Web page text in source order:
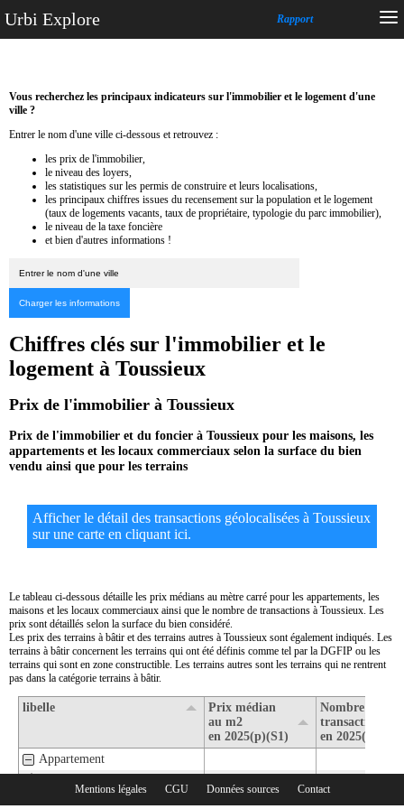
Urbi Explore Rapport
Mentions légales CGU Données sources Contact
Rubriques :
Vous recherchez les principaux indicateurs sur l'immobilier et le logement d'une
ville ?
Entrer le nom d'une ville ci-dessous et retrouvez :
les prix de l'immobilier,
le niveau des loyers,
les statistiques sur les permis de construire et leurs localisations,
les principaux chiffres issues du recensement sur la population et le logement
(taux de logements vacants, taux de propriétaire, typologie du parc immobilier),
le niveau de la taxe foncière
et bien d'autres informations !
Chiffres clés sur l'immobilier et le
logement à Toussieux
Prix de l'immobilier à Toussieux
Prix de l'immobilier et du foncier à Toussieux pour les maisons, les
appartements et les locaux commerciaux selon la surface du bien
vendu ainsi que pour les terrains
Afficher le détail des transactions géolocalisées à Toussieux
sur une carte en cliquant ici.
Le tableau ci-dessous détaille les prix médians au mètre carré pour les appartements, les
maisons et les locaux commerciaux ainsi que le nombre de transactions à Toussieux. Les
prix sont détaillés selon la surface du bien considéré.
Les prix des terrains à bâtir et des terrains autres à Toussieux sont également indiqués. Les
terrains à bâtir concernent les terrains qui ont été définis comme tel par la DGFIP ou les
terrains qui sont en zone constructible. Les terrains autres sont les terrains qui ne rentrent
pas dans la catégorie terrains à bâtir.
libelle
Prix médian
au m2
en 2025(p)(S1)
Nombre de
transactions
en 2025(p)(S1)
Appartement
2- Surface de 30 m2 à 80 m2